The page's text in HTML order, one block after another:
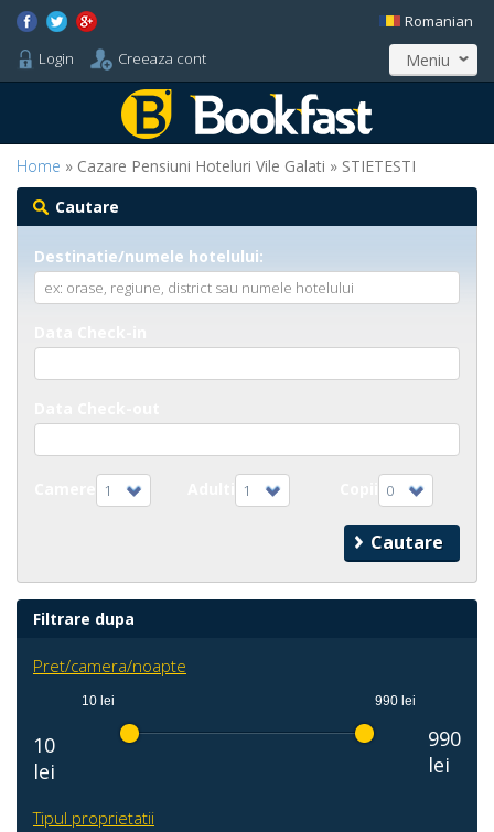
Login Creeaza cont
Romanian
Meniu
Home » Cazare Pensiuni Hoteluri Vile Galati » STIETESTI
Cautare
Destinatie/numele hotelului:
1 1 0
Filtrare dupa
Pret/camera/noapte
10
lei
10 lei 990 lei
990
lei
Tipul proprietatii